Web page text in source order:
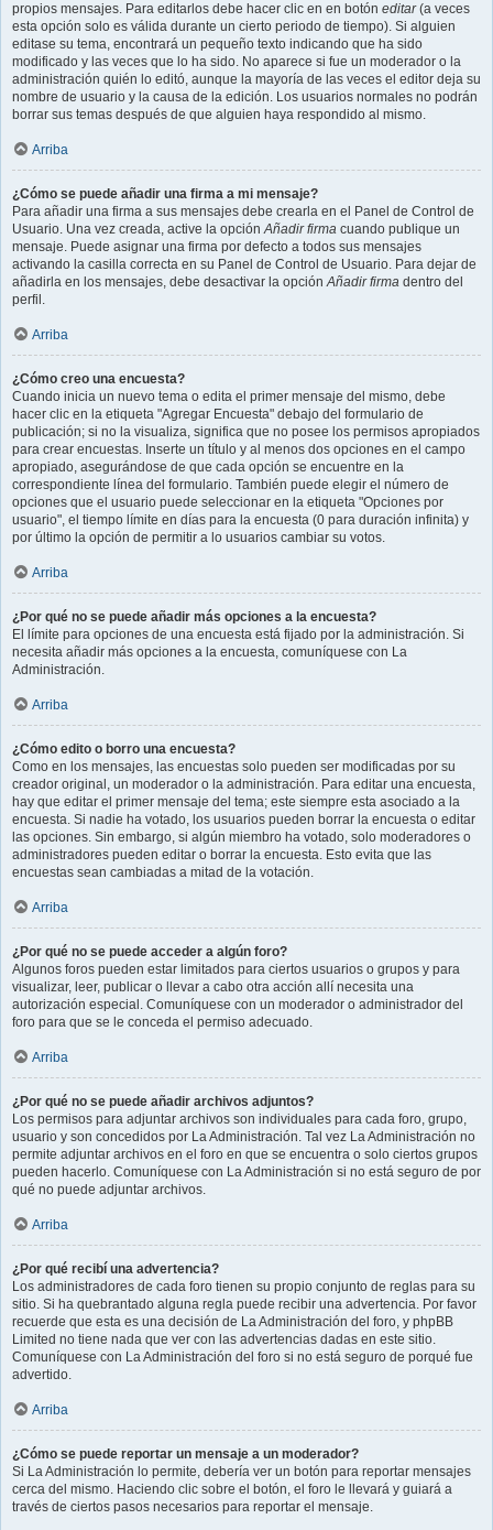
propios mensajes. Para editarlos debe hacer clic en en botón editar(a veces
esta opción solo es válida durante un cierto periodo de tiempo). Si alguien
editase su tema, encontrará un pequeño texto indicando que ha sido
modificado y las veces que lo ha sido. No aparece si fue un moderador o la
administración quién lo editó, aunque la mayoría de las veces el editor deja su
nombre de usuario y la causa de la edición. Los usuarios normales no podrán
borrar sus temas después de que alguien haya respondido al mismo.
Arriba
¿Cómo se puede añadir una firma a mi mensaje?
Para añadir una firma a sus mensajes debe crearla en el Panel de Control de
Usuario. Una vez creada, active la opciónAñadir firma cuando publique un
mensaje. Puede asignar una firma por defecto a todos sus mensajes
activando la casilla correcta en su Panel de Control de Usuario. Para dejar de
añadirla en los mensajes, debe desactivar la opciónAñadir firma dentro del
perfil.
Arriba
¿Cómo creo una encuesta?
Cuando inicia un nuevo tema o edita el primer mensaje del mismo, debe
hacer clic en la etiqueta "Agregar Encuesta" debajo del formulario de
publicación; si no la visualiza, significa que no posee los permisos apropiados
para crear encuestas. Inserte un título y al menos dos opciones en el campo
apropiado, asegurándose de que cada opción se encuentre en la
correspondiente línea del formulario. También puede elegir el número de
opciones que el usuario puede seleccionar en la etiqueta "Opciones por
usuario", el tiempo límite en días para la encuesta (0 para duración infinita) y
por último la opción de permitir a lo usuarios cambiar su votos.
Arriba
¿Por qué no se puede añadir más opciones a la encuesta?
El límite para opciones de una encuesta está fijado por la administración. Si
necesita añadir más opciones a la encuesta, comuníquese con La
Administración.
Arriba
¿Cómo edito o borro una encuesta?
Como en los mensajes, las encuestas solo pueden ser modificadas por su
creador original, un moderador o la administración. Para editar una encuesta,
hay que editar el primer mensaje del tema; este siempre esta asociado a la
encuesta. Si nadie ha votado, los usuarios pueden borrar la encuesta o editar
las opciones. Sin embargo, si algún miembro ha votado, solo moderadores o
administradores pueden editar o borrar la encuesta. Esto evita que las
encuestas sean cambiadas a mitad de la votación.
Arriba
¿Por qué no se puede acceder a algún foro?
Algunos foros pueden estar limitados para ciertos usuarios o grupos y para
visualizar, leer, publicar o llevar a cabo otra acción allí necesita una
autorización especial. Comuníquese con un moderador o administrador del
foro para que se le conceda el permiso adecuado.
Arriba
¿Por qué no se puede añadir archivos adjuntos?
Los permisos para adjuntar archivos son individuales para cada foro, grupo,
usuario y son concedidos por La Administración. Tal vez La Administración no
permite adjuntar archivos en el foro en que se encuentra o solo ciertos grupos
pueden hacerlo. Comuníquese con La Administración si no está seguro de por
qué no puede adjuntar archivos.
Arriba
¿Por qué recibí una advertencia?
Los administradores de cada foro tienen su propio conjunto de reglas para su
sitio. Si ha quebrantado alguna regla puede recibir una advertencia. Por favor
recuerde que esta es una decisión de La Administración del foro, y phpBB
Limited no tiene nada que ver con las advertencias dadas en este sitio.
Comuníquese con La Administración del foro si no está seguro de porqué fue
advertido.
Arriba
¿Cómo se puede reportar un mensaje a un moderador?
Si La Administración lo permite, debería ver un botón para reportar mensajes
cerca del mismo. Haciendo clic sobre el botón, el foro le llevará y guiará a
través de ciertos pasos necesarios para reportar el mensaje.